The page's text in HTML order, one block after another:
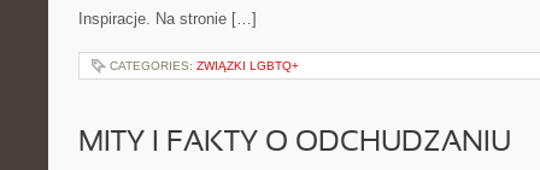
Inspiracje. Na stronie […]
CATEGORIES: ZWIĄZKI LGBTQ+
MITY I FAKTY O ODCHUDZANIU